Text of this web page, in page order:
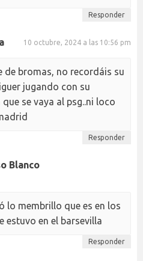
Responder
10 octubre, 2024 a las 10:56 pm
de bromas, no recordáis su
jugando con su
se vaya al psg..ni loco
Responder
Blanco
lo membrillo que es en los
estuvo en el barsevilla
Responder